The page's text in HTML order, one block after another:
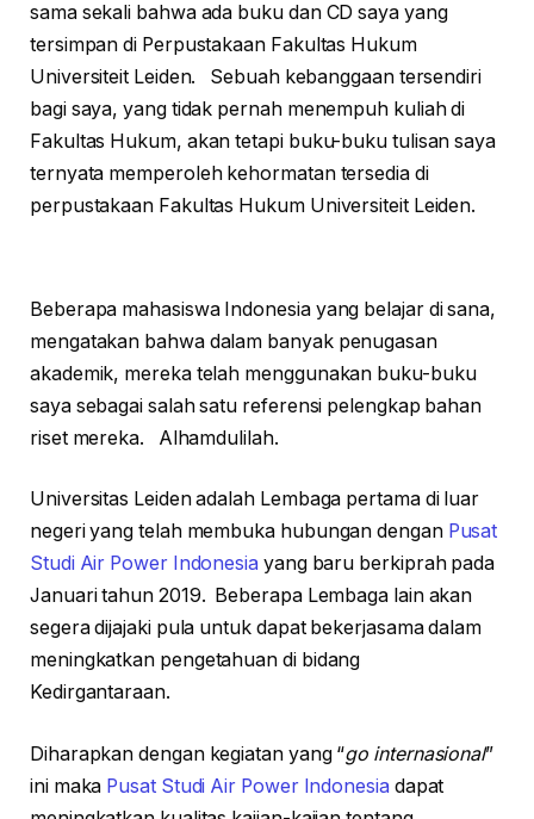
sama sekali bahwa ada buku dan CD saya yang
tersimpan di Perpustakaan Fakultas Hukum
Universiteit Leiden. Sebuah kebanggaan tersendiri
bagi saya, yang tidak pernah menempuh kuliah di
Fakultas Hukum, akan tetapi buku-buku tulisan saya
ternyata memperoleh kehormatan tersedia di
perpustakaan Fakultas Hukum Universiteit Leiden.
Beberapa mahasiswa Indonesia yang belajar di sana,
mengatakan bahwa dalam banyak penugasan
akademik, mereka telah menggunakan buku-buku
saya sebagai salah satu referensi pelengkap bahan
riset mereka. Alhamdulilah.
Universitas Leiden adalah Lembaga pertama di luar
negeri yang telah membuka hubungan dengan Pusat
Studi Air Power Indonesia yang baru berkiprah pada
Januari tahun 2019. Beberapa Lembaga lain akan
segera dijajaki pula untuk dapat bekerjasama dalam
meningkatkan pengetahuan di bidang
Kedirgantaraan.
Diharapkan dengan kegiatan yang “go internasional”
ini maka Pusat Studi Air Power Indonesia dapat